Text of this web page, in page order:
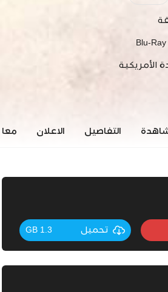
Blu-
الأمريكية
التفاصيل الاعلان
تحميل 1.3 GB